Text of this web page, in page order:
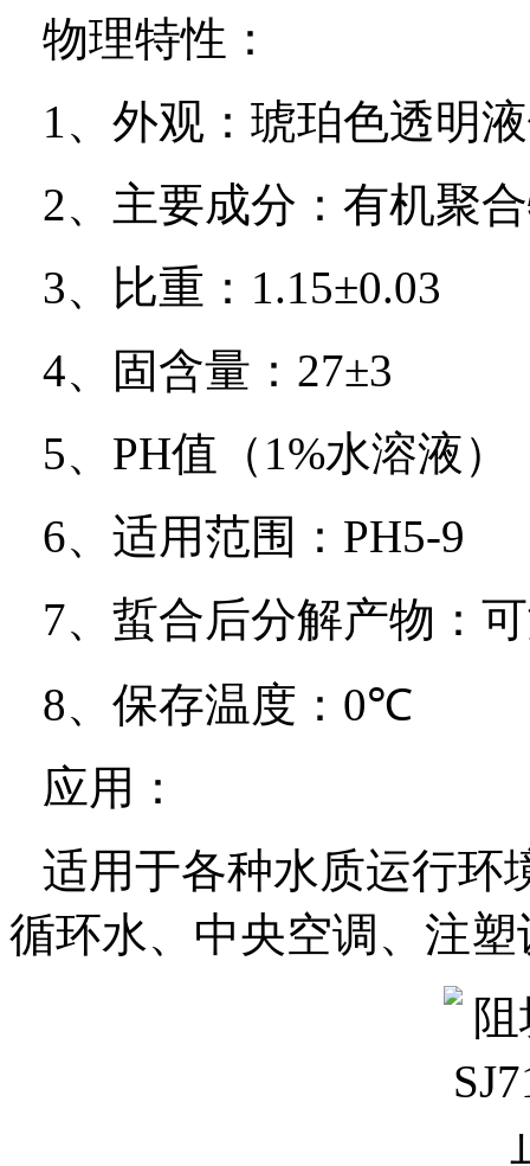
物理特性：
1、外观：琥珀色透明
2、主要成分：有机聚
3、比重： 1.15±0.03
4、固含量： 27±3
5、 PH值（ 1%水溶液）
6、适用范围： PH5-9
7、蜇合后分解产物：
8、保存温度： 0℃
应用：
适用于各种水质运行环
循环水、中央空调、注塑